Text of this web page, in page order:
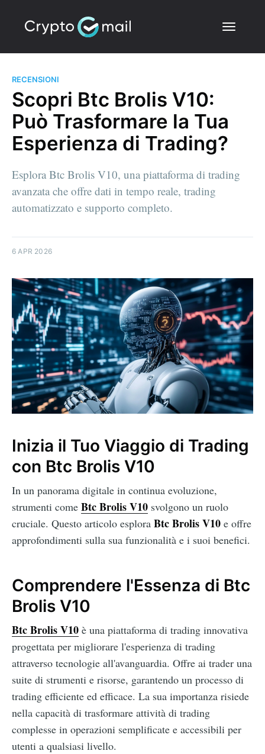
RECENSIONI
Scopri Btc Brolis V10:
Può Trasformare la Tua
Esperienza di Trading?
Esplora Btc Brolis V10, una piattaforma di trading
avanzata che offre dati in tempo reale, trading
automatizzato e supporto completo.
6 APR 2026
Inizia il Tuo Viaggio di Trading
con Btc Brolis V10
In un panorama digitale in continua evoluzione,
strumenti come Btc Brolis V10 svolgono un ruolo
cruciale. Questo articolo esplora Btc Brolis V10 e offre
approfondimenti sulla sua funzionalità e i suoi benefici.
Comprendere l'Essenza di Btc
Brolis V10
Btc Brolis V10 è una piattaforma di trading innovativa
progettata per migliorare l'esperienza di trading
attraverso tecnologie all'avanguardia. Offre ai trader una
suite di strumenti e risorse, garantendo un processo di
trading efficiente ed efficace. La sua importanza risiede
nella capacità di trasformare attività di trading
complesse in operazioni semplificate e accessibili per
utenti a qualsiasi livello.